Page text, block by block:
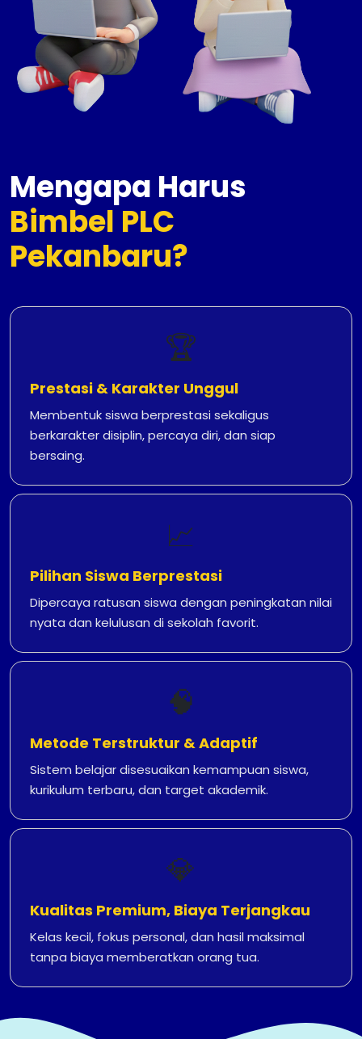
Mengapa Harus
Bimbel PLC
Pekanbaru?
🏆
Prestasi & Karakter Unggul
Membentuk siswa berprestasi sekaligus
berkarakter disiplin, percaya diri, dan siap
bersaing.
📈
Pilihan Siswa Berprestasi
Dipercaya ratusan siswa dengan peningkatan nilai
nyata dan kelulusan di sekolah favorit.
🧠
Metode Terstruktur & Adaptif
Sistem belajar disesuaikan kemampuan siswa,
kurikulum terbaru, dan target akademik.
💎
Kualitas Premium, Biaya Terjangkau
Kelas kecil, fokus personal, dan hasil maksimal
tanpa biaya memberatkan orang tua.